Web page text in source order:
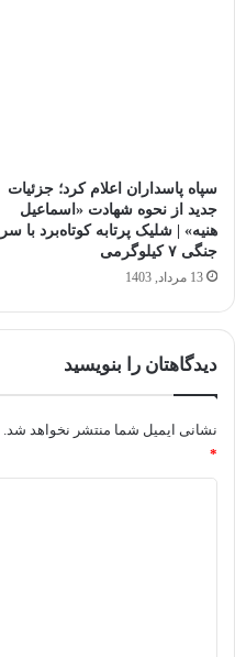
سپاه پاسداران اعلام کرد؛ جزئیات
جدید از نحوه شهادت «اسماعیل
هنیه» | شلیک پرتابه کوتاه‌برد با سر
جنگی ۷ کیلوگرمی
13 مرداد, 1403
دیدگاهتان را بنویسید
نشانی ایمیل شما منتشر نخواهد شد.
*